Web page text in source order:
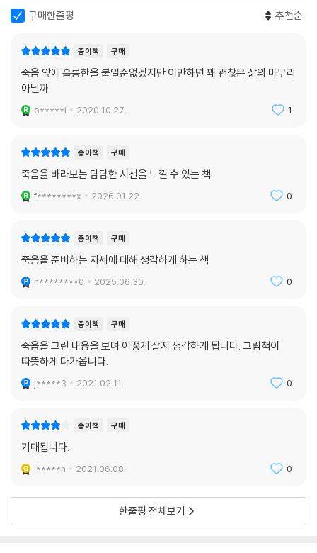
구매한줄평 추천순
종이책 구매
죽음 앞에 훌륭한을 붙일순없겠지만 이만하면 꽤 괜찮은 삶의 마무리
아닐까.
o*****i 2020.10.27. 1
종이책 구매
죽음을 바라보는 담담한 시선을 느낄 수 있는 책
f********x 2026.01.22. 0
종이책 구매
죽음을 준비하는 자세에 대해 생각하게 하는 책
n********0 2025.06.30. 0
종이책 구매
죽음을 그린 내용을 보며 어떻게 살지 생각하게 됩니다. 그림책이
따뜻하게 다가옵니다.
j*****3 2021.02.11. 0
종이책 구매
기대됩니다.
i*****n 2021.06.08. 0
한줄평 전체보기